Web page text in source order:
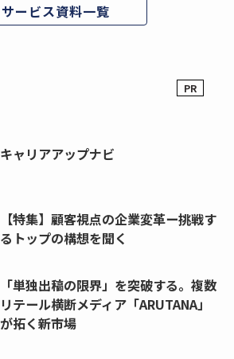
サービス資料一覧
キャリアアップナビ
【特集】顧客視点の企業変革ー挑戦す
るトップの構想を聞く
「単独出稿の限界」を突破する。複数
リテール横断メディア「ARUTANA」
が拓く新市場